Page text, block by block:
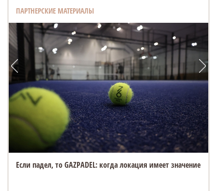
ПАРТНЕРСКИЕ МАТЕРИАЛЫ
Если падел, то GAZPADEL: когда локация имеет значение